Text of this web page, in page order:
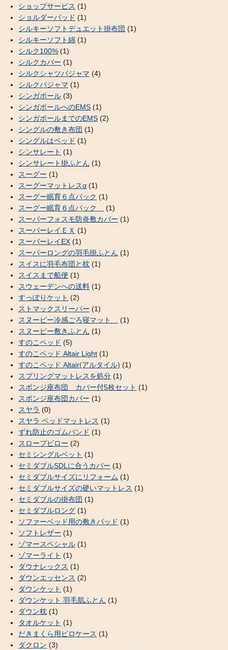
ショップサービス (1)
ショルダーパッド (1)
シルキーソフトデュエット掛布団 (1)
シルキーソフト綿 (1)
シルク100% (1)
シルクカバー (1)
シルクシャツパジャマ (4)
シルクパジャマ (1)
シンガポール (3)
シンガポールへのEMS (1)
シンガポールまでのEMS (2)
シングルの敷き布団 (1)
シングルはベッド (1)
シンサレート (1)
シンサレート掛ふとん (1)
スーグー (1)
スーグーマットレスα (1)
スーグー眠育６点パック (1)
スーグー眠育６点パック
(1)
スーパーフォスモ防炎敷カバー (1)
スーパーレイＥＸ (1)
スーパーレイEX (1)
スーパーロングの羽毛掛ふとん (1)
スイスに羽毛布団と枕 (1)
スイスまで船便 (1)
スウェーデンへの送料 (1)
すっぽりケット (2)
ストマックスリーパー (1)
スヌーピー冷感ごろ寝マット
(1)
スヌーピー敷きふとん (1)
すのこベッド (5)
すのこベッド Altair Light (1)
すのこベッド Altair(アルタイル) (1)
スプリングマットレスを処分 (1)
スポンジ座布団 カバー付5枚セット (1)
スポンジ座布団カバー (1)
スヤラ (0)
スヤラ ベッドマットレス (1)
ずれ防止のゴムバンド (1)
スロープピロー (2)
セミシングルベット (1)
セミダブルSDLに合うカバー (1)
セミダブルサイズにリフォーム (1)
セミダブルサイズの硬いマットレス (1)
セミダブルの掛布団 (1)
セミダブルロング (1)
ソファーベッド用の敷きパッド (1)
ソフトレザー (1)
ゾマースペシャル (1)
ゾマーライト (1)
ダウナレックス (1)
ダウンエッセンス (2)
ダウンケット (1)
ダウンケット 羽毛肌ふとん (1)
ダウン枕 (1)
タオルケット (1)
だきまくら用ピロケース (1)
ダクロン (3)